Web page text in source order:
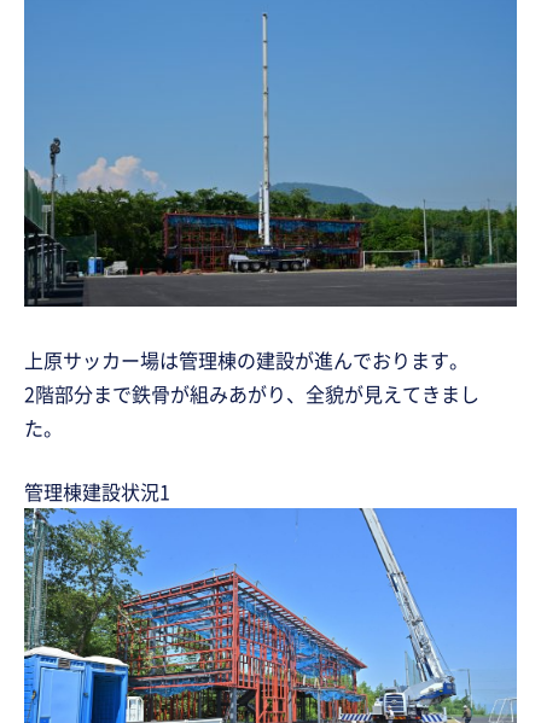
上原サッカー場は管理棟の建設が進んでおります。
2階部分まで鉄骨が組みあがり、全貌が見えてきまし
た。
管理棟建設状況1